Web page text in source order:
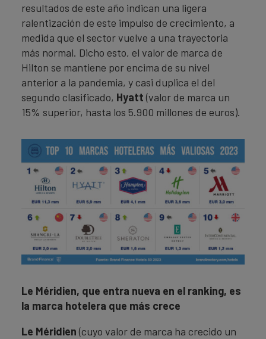
resultados de este año indican una ligera
ralentización de este impulso de crecimiento, a
medida que el sector vuelve a una trayectoria
más normal. Dicho esto, el valor de marca de
Hilton se mantiene por encima de su nivel
anterior a la pandemia, y casi duplica el del
segundo clasificado, Hyatt (valor de marca un
15% superior, hasta los 5.900 millones de euros).
Le Méridien, que entra nueva en el ranking, es
la marca hotelera que más crece
Le Méridien (cuyo valor de marca ha crecido un